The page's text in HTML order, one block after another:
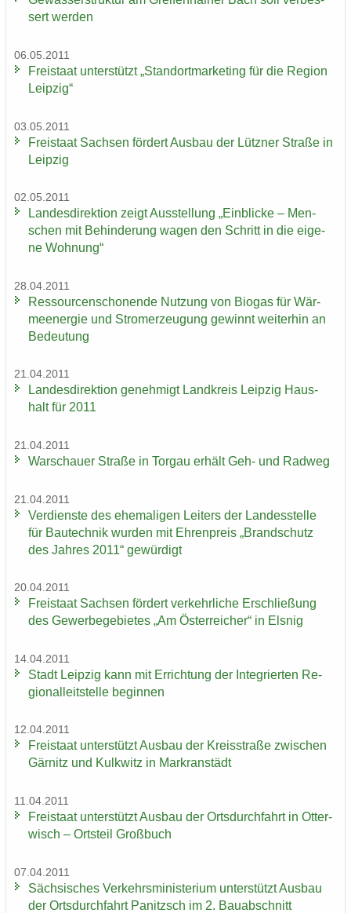
sert wer­den
06.05.2011
Frei­staat un­ter­stützt „Stand­ort­mar­ke­ting für die Re­gi­on
Leip­zig“
03.05.2011
Frei­staat Sach­sen för­dert Aus­bau der Lütz­ner Stra­ße in
Leip­zig
02.05.2011
Lan­des­di­rek­ti­on zeigt Aus­stel­lung „Ein­bli­cke – Men­
schen mit Be­hin­de­rung wagen den Schritt in die ei­ge­
ne Woh­nung“
28.04.2011
Res­sour­cen­scho­nen­de Nut­zung von Bio­gas für Wär­
me­en­er­gie und Strom­erzeu­gung ge­winnt wei­ter­hin an
Be­deu­tung
21.04.2011
Lan­des­di­rek­ti­on ge­neh­migt Land­kreis Leip­zig Haus­
halt für 2011
21.04.2011
War­schau­er Stra­ße in Tor­gau er­hält Geh- und Rad­weg
21.04.2011
Ver­diens­te des ehe­ma­li­gen Lei­ters der Lan­des­stel­le
für Bau­tech­nik wur­den mit Eh­ren­preis „Brand­schutz
des Jah­res 2011“ ge­wür­digt
20.04.2011
Frei­staat Sach­sen för­dert ver­kehr­li­che Er­schlie­ßung
des Ge­wer­be­ge­bie­tes „Am Ös­ter­rei­cher“ in Els­nig
14.04.2011
Stadt Leip­zig kann mit Er­rich­tung der In­te­grier­ten Re­
gio­nal­leit­stel­le be­gin­nen
12.04.2011
Frei­staat un­ter­stützt Aus­bau der Kreis­stra­ße zwi­schen
Gär­nitz und Kulk­witz in Markran­städt
11.04.2011
Frei­staat un­ter­stützt Aus­bau der Orts­durch­fahrt in Ot­ter­
wisch – Orts­teil Groß­buch
07.04.2011
Säch­si­sches Ver­kehrs­mi­nis­te­ri­um un­ter­stützt Aus­bau
der Orts­durch­fahrt Pa­nitzsch im 2. Bau­ab­schnitt